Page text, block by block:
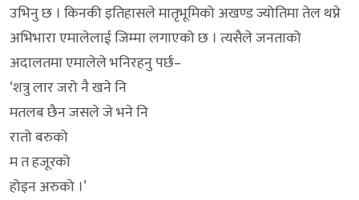
उभिनु छ । किनकी इतिहासले मातृभूमिको अखण्ड ज्योतिमा तेल थप्ने
अभिभारा एमालेलाई जिम्मा लगाएको छ । त्यसैले जनताको
अदालतमा एमालेले भनिरहनु पर्छ–
‘शत्रु लार जरो नै खने नि
मतलब छैन जसले जे भने नि
रातो बरुको
म त हजूरको
होइन अरुको ।’